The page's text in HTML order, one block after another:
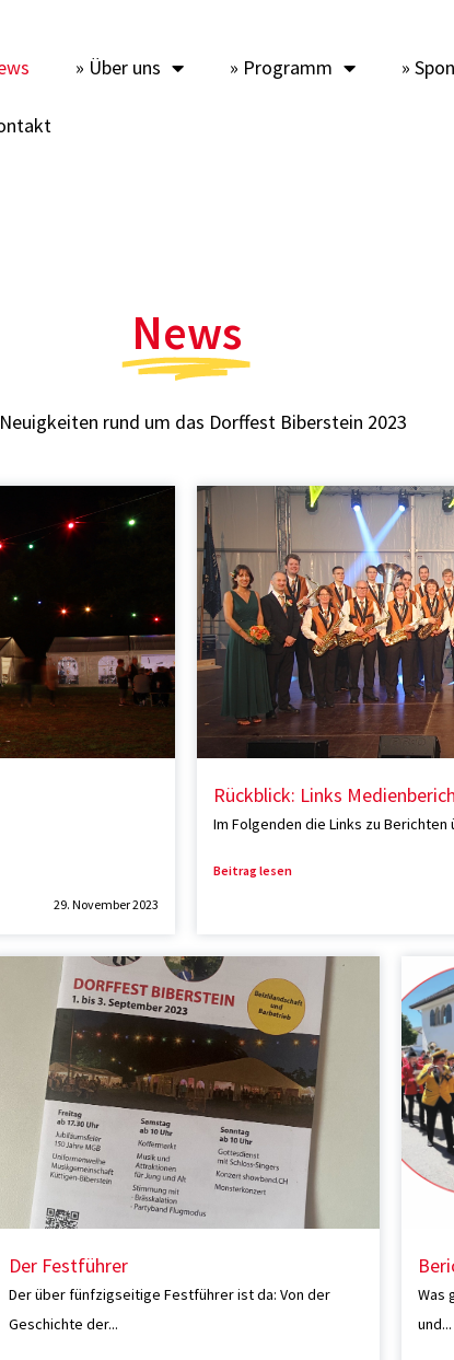
» Über uns » Programm »
News
rund um das Dorffest Biberstein 2023
29. November 2023
Rückblick: Links
Im Folgenden die Links zu Berichten
Beitrag lesen
Der Festführer
Der über fünfzigseitige Festführer ist da: Von der
Geschichte der...
Was
und...